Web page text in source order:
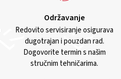
Održavanje
Redovito servisiranje osigurava
dugotrajan i pouzdan rad.
Dogovorite termin s našim
stručnim tehničarima.